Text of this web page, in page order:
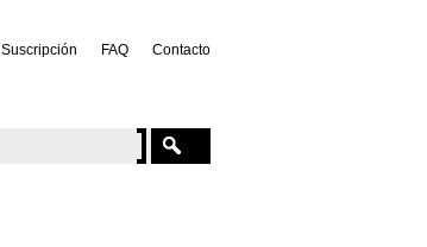
Suscripción FAQ Contacto